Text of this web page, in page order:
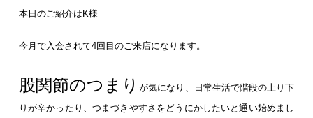
本日のご紹介はK様
今月で入会されて4回目のご来店になります。
股関節のつまりが気になり、日常生活で階段の上り下
りが辛かったり、つまづきやすさをどうにかしたいと通い始めまし